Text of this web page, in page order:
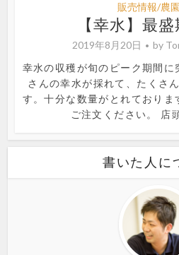
販売情報/農
【幸水】最盛
2019年8月20日 by
幸水の収穫が旬のピーク期間に
さんの幸水が採れて、たくさ
す。十分な数量がとれておりま
ご注文ください。 店
書いた人に